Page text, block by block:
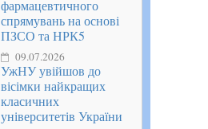
фармацевтичного
спрямувань на основі
ПЗСО та НРК5
09.07.2026
УжНУ увійшов до
вісімки найкращих
класичних
університетів України